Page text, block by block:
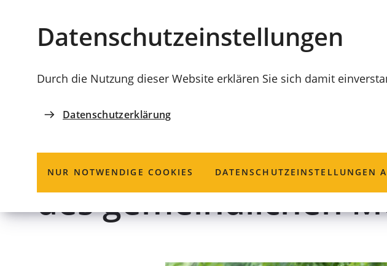
Datenschutz­einstellungen
Durch die Nutzung dieser Website erklären Sie sich damit
Datenschutzerklärung
NUR NOTWENDIGE COOKIES DATENSCHUTZ­EINSTELLUNGEN
Coburg
ORDNUNGSAMT
Hochwasser;
des gemeindlichen